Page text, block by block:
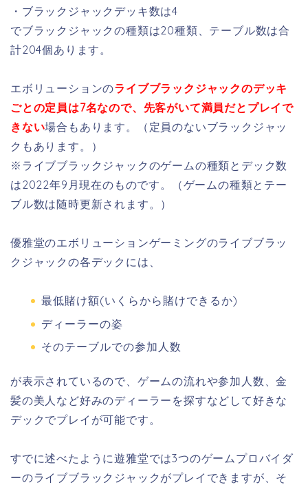
・ブラックジャックデッキ数は4
でブラックジャックの種類は20種類、テーブル数は合
計204個あります。
エボリューションのライブブラックジャックのデッキ
ごとの定員は7名なので、先客がいて満員だとプレイで
きない場合もあります。（定員のないブラックジャッ
クもあります。）
※ライブブラックジャックのゲームの種類とデック数
は2022年9月現在のものです。（ゲームの種類とテー
ブル数は随時更新されます。）
優雅堂のエボリューションゲーミングのライブブラッ
クジャックの各デックには、
最低賭け額(いくらから賭けできるか)
ディーラーの姿
そのテーブルでの参加人数
が表示されているので、ゲームの流れや参加人数、金
髪の美人など好みのディーラーを探すなどして好きな
デックでプレイが可能です。
すでに述べたように遊雅堂では3つのゲームプロバイダ
ーのライブブラックジャックがプレイできますが、そ